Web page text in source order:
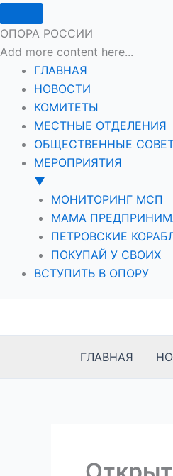
ОПОРА РОССИИ
Add more content here...
ГЛАВНАЯ
НОВОСТИ
КОМИТЕТЫ
МЕСТНЫЕ ОТДЕЛЕНИЯ
ОБЩЕСТВЕННЫЕ
МЕРОПРИЯТИЯ
▼
МОНИТОРИНГ МСП
МАМА
ПЕТРОВСКИЕ
ПОКУПАЙ У СВОИХ
ВСТУПИТЬ В ОПОРУ
ГЛАВНАЯ